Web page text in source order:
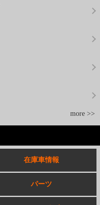
more >>
在庫車情報
パーツ